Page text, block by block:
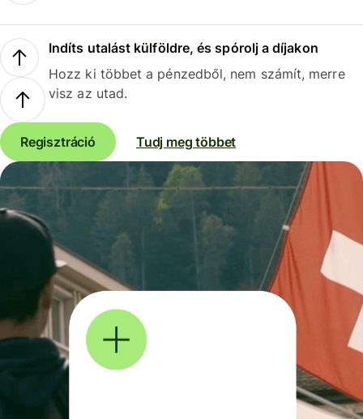
Indíts utalást külföldre, és spórolj a díjakon
Hozz ki többet a pénzedből, nem számít, merre
visz az utad.
Regisztráció Tudj meg többet